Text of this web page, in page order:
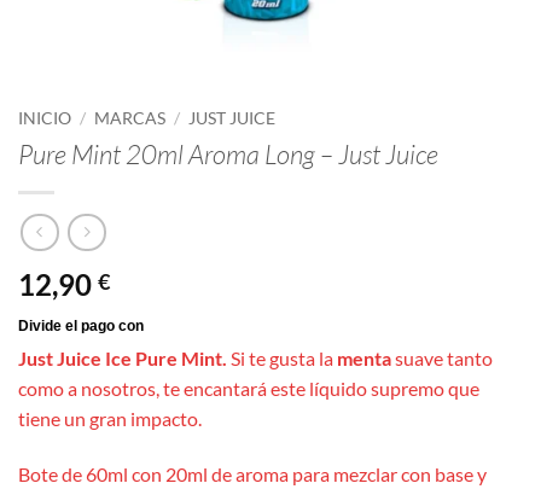
INICIO / MARCAS / JUST JUICE
Pure Mint 20ml Aroma Long – Just Juice
12,90 €
Just Juice Ice Pure Mint. Si te gusta la mentasuave tanto
como a nosotros, te encantará este líquido supremo que
tiene un gran impacto.
Bote de 60ml con 20ml de aroma para mezclar con base y